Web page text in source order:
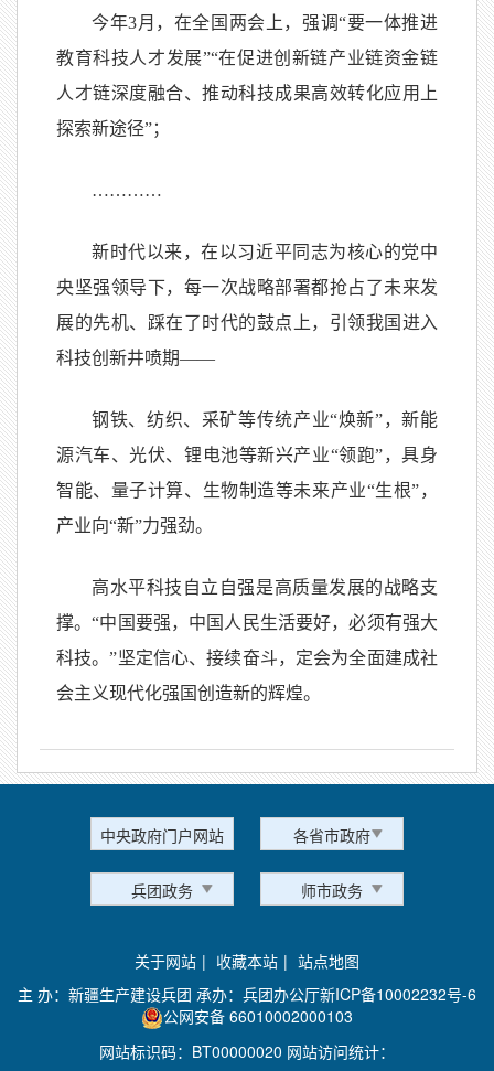
今年3月，在全国两会上，强调“要一体推进
教育科技人才发展”“在促进创新链产业链资金链
人才链深度融合、推动科技成果高效转化应用上
探索新途径”；
…………
新时代以来，在以习近平同志为核心的党中
央坚强领导下，每一次战略部署都抢占了未来发
展的先机、踩在了时代的鼓点上，引领我国进入
科技创新井喷期——
钢铁、纺织、采矿等传统产业“焕新”，新能
源汽车、光伏、锂电池等新兴产业“领跑”，具身
智能、量子计算、生物制造等未来产业“生根”，
产业向“新”力强劲。
高水平科技自立自强是高质量发展的战略支
撑。“中国要强，中国人民生活要好，必须有强大
科技。”坚定信心、接续奋斗，定会为全面建成社
会主义现代化强国创造新的辉煌。
中央政府门户网站 各省市政府
兵团政务 师市政务
关于网站 | 收藏本站 | 站点地图
主 办：新疆生产建设兵团 承办：兵团办公厅新ICP备10002232号-6
公网安备 66010002000103
网站标识码：BT00000020 网站访问统计：